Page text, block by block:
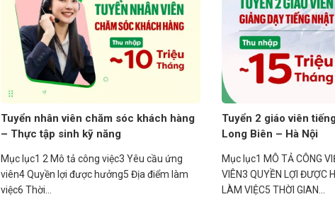
Tuyển nhân viên chăm sóc khách hàng
– Thực tập sinh kỹ năng
Mục lục1 2 Mô tả công việc3 Yêu cầu ứng
viên4 Quyền lợi được hưởng5 Địa điểm làm
việc6 Thời...
Tuyển 2 giáo viên
Long Biên – Hà Nội
Mục lục1 MÔ TẢ CÔNG
VIÊN3 QUYỀN LỢI ĐƯỢC
LÀM VIỆC5 THỜI GIAN...